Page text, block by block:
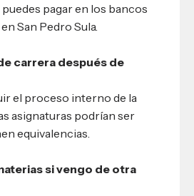
pagar en los bancos
San Pedro Sula.
carrera después de
el proceso interno de la
asignaturas podrían ser
equivalencias.
si vengo de otra